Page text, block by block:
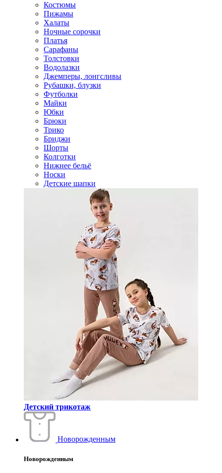
Костюмы
Пижамы
Халаты
Ночные сорочки
Платья
Сарафаны
Толстовки
Водолазки
Джемперы, лонгсливы
Рубашки, блузки
Футболки
Майки
Юбки
Брюки
Трико
Бриджи
Шорты
Колготки
Нижнее бельё
Носки
Детские шапки
Детский трикотаж
Новорожденным
Новорожденным